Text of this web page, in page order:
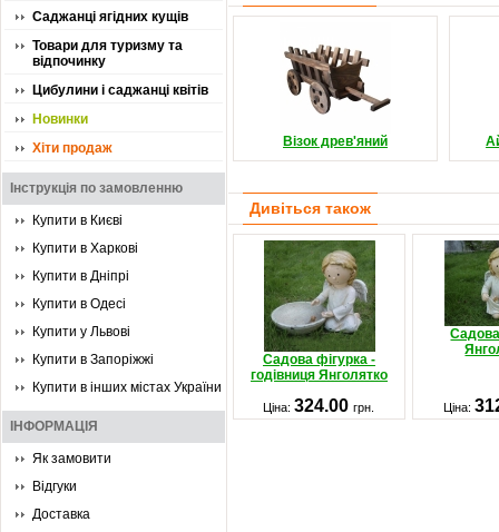
Саджанці ягідних кущів
Товари для туризму та
відпочинку
Цибулини і саджанці квітів
Новинки
Хіти продаж
Інструкція по замовленню
Купити в Києві
Купити в Харкові
Купити в Дніпрі
Купити в Одесі
Купити у Львові
Купити в Запоріжжі
Купити в інших містах України
ІНФОРМАЦІЯ
Як замовити
Відгуки
Доставка
Візок древ'яний
Дивіться також
Садова фігурка -
годівниця Янголятко
Ціна:324.00грн. Ціна: